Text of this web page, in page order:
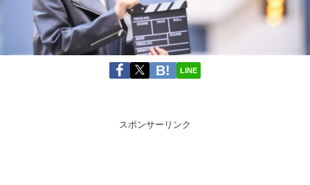
LINE
スポンサーリンク